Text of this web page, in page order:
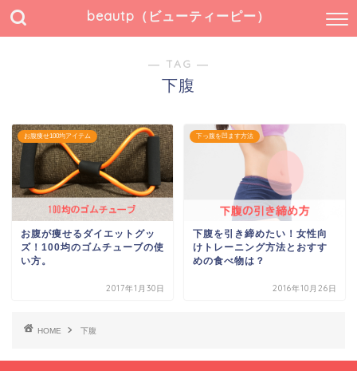
beautp（ビューティーピー）
― TAG ―
下腹
お腹痩せ100均アイテム
お腹が痩せるダイエットグッ
ズ！100均のゴムチューブの使
い方。
2017年1月30日
下っ腹を凹ます方法
下腹を引き締めたい！女性向
けトレーニング方法とおすす
めの食べ物は？
2016年10月26日
HOME 下腹